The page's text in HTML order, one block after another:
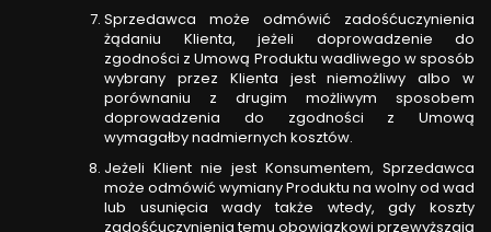
Sprzedawca może odmówić zadośćuczynienia
żądaniu Klienta, jeżeli doprowadzenie do
zgodności z Umową Produktu wadliwego w sposób
wybrany przez Klienta jest niemożliwy albo w
porównaniu z drugim możliwym sposobem
doprowadzenia do zgodności z Umową
wymagałby nadmiernych kosztów.
Jeżeli Klient nie jest Konsumentem, Sprzedawca
może odmówić wymiany Produktu na wolny od wad
lub usunięcia wady także wtedy, gdy koszty
zadośćuczynienia temu obowiązkowi przewyższają